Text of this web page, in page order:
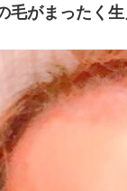
毛がまったく